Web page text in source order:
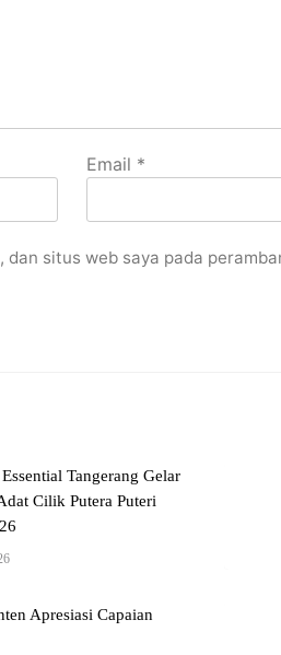
Email *
dan situs web saya pada
Tangerang Gelar
Cilik Putera Puteri
Apresiasi Capaian